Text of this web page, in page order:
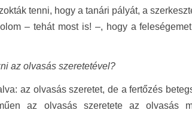
tenni, hogy a tanári pályát, a
– tehát most is! –, hogy a
az olvasás szeretetével?
az olvasás szeretet, de a fertőzés
az olvasás szeretete az olvasás